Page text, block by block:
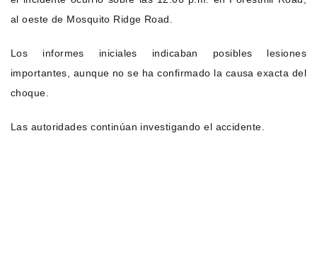
al oeste de Mosquito Ridge Road.
Los informes iniciales indicaban posibles lesiones
importantes, aunque no se ha confirmado la causa exacta del
choque.
Las autoridades continúan investigando el accidente.